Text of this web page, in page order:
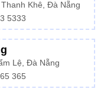
Khê, Đà Nẵng
5333
Lệ, Đà Nẵng
365